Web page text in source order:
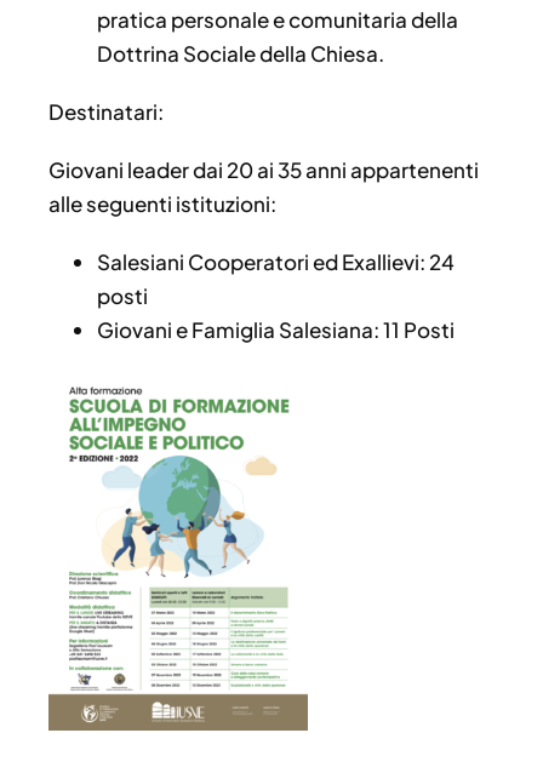
pratica personale e comunitaria della
Dottrina Sociale della Chiesa.
Destinatari:
Giovani leader dai 20 ai 35 anni appartenenti
alle seguenti istituzioni:
Salesiani Cooperatori ed Exallievi: 24
posti
Giovani e Famiglia Salesiana: 11 Posti